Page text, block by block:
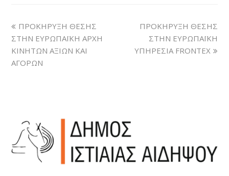
ΠΡΟΚΗΡΥΞΗ ΘΕΣΗΣ
ΣΤΗΝ ΕΥΡΩΠΑΪΚΗ ΑΡΧΗ
ΚΙΝΗΤΩΝ ΑΞΙΩΝ ΚΑΙ
ΑΓΟΡΩΝ
ΠΡΟΚΗΡΥΞΗ ΘΕΣΗΣ
ΣΤΗΝ ΕΥΡΩΠΑΪΚΗ
ΥΠΗΡΕΣΙΑ FRONTEX